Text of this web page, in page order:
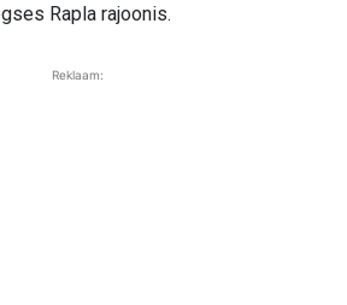
Rapla rajoonis.
Reklaam: